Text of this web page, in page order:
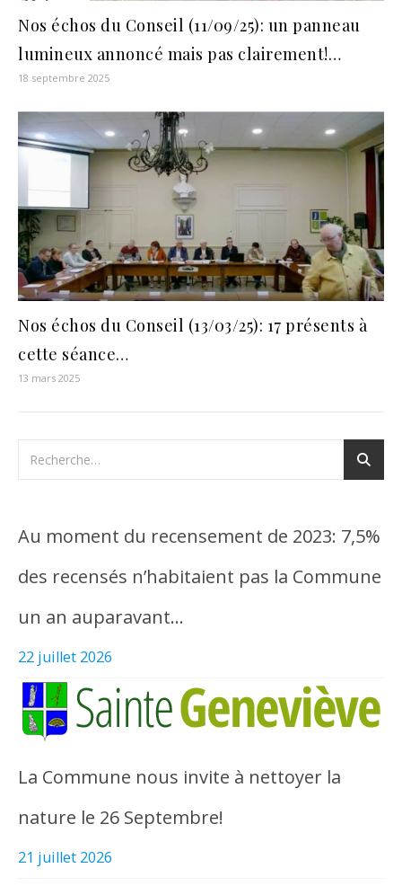
Nos échos du Conseil (11/09/25): un panneau
lumineux annoncé mais pas clairement!…
18 septembre 2025
Nos échos du Conseil (13/03/25): 17 présents à
cette séance…
13 mars 2025
Au moment du recensement de 2023: 7,5%
des recensés n’habitaient pas la Commune
un an auparavant…
22 juillet 2026
La Commune nous invite à nettoyer la
nature le 26 Septembre!
21 juillet 2026